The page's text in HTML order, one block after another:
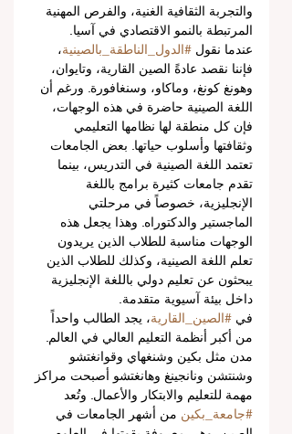
والتجربة الثقافية الغنية، والفرص المهنية
المرتبطة بالنمو الاقتصادي في آسيا.
عندما نقول #الدول_الناطقة_بالصينية،
فإننا نقصد عادةً الصين القارية، وتايوان،
وهونغ كونغ، وماكاو، وسنغافورة. ورغم أن
اللغة الصينية حاضرة في هذه الوجهات،
فإن كل منطقة لها نظامها التعليمي
وثقافتها وأسلوب حياتها. بعض الجامعات
تعتمد اللغة الصينية في التدريس، بينما
تقدم جامعات كثيرة برامج باللغة
الإنجليزية، خصوصاً في مرحلتي
الماجستير والدكتوراه. وهذا يجعل هذه
الوجهات مناسبة للطلاب الذين يريدون
تعلم اللغة الصينية، وكذلك للطلاب الذين
يبحثون عن تعليم دولي باللغة الإنجليزية
داخل بيئة آسيوية متقدمة.
في #الصين_القارية، يجد الطالب واحداً
من أكبر أنظمة التعليم العالي في العالم.
مدن مثل بكين وشنغهاي وقوانغتشو
وشنتشن ونانجينغ وهانغتشو أصبحت مراكز
مهمة للتعليم والابتكار والأعمال. وتُعد
#جامعة_بكين من أشهر الجامعات في